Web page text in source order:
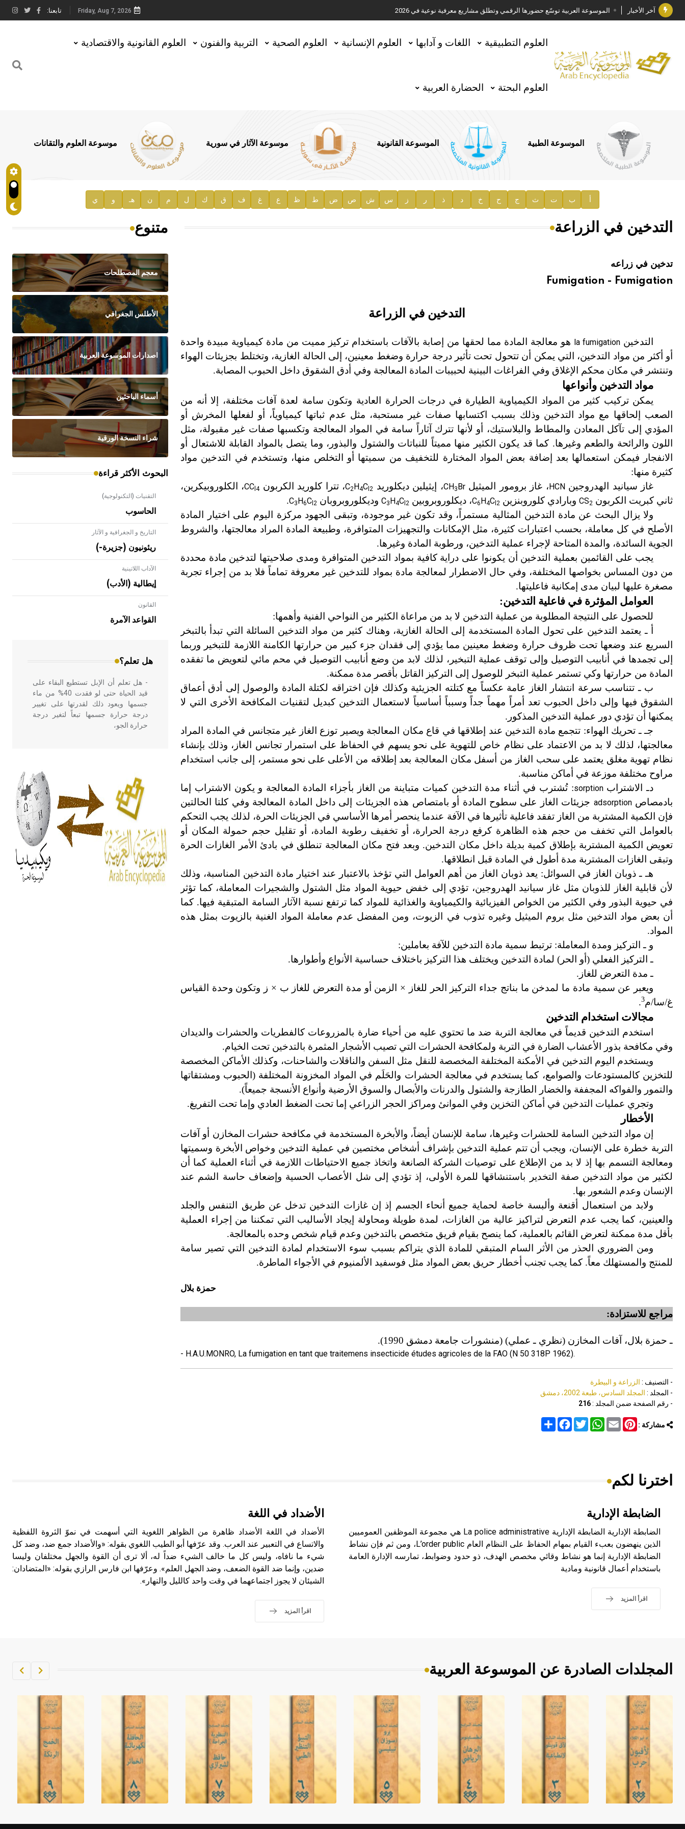
آخر الأخبار الموسوعة العربية توسّع حضورها الرقمي وتطلق مشاريع معرفية نوعية في 2026
جائزة مجمع الملك سلمان العالمي للغة العربية 2025
الأستاذ إياد خالد الطباع مدير عام لهيئة الموسوعة العربية
السيد محمد ياسين صالح وزيرا للثقافة
توصيات مجلس الإدارة
صدور المجلد السابع من موسوعة الآثار في سورية
إعلان..
هيئة الموسوعة العربية تطلق موسوعات جديدة في عام 2026
Friday, Aug 7, 2026 تابعنا:
العلوم التطبيقية اللغات و آدابها العلوم الإنسانية العلوم الصحية التربية والفنون العلوم القانونية والاقتصادية
العلوم البحتة الحضارة العربية
الموسوعة الطبية الموسوعة القانونية موسوعة الآثار في سورية موسوعة العلوم والتقانات
أ ب ت ث ج ح خ د ذ ر ز س ش ص ض ط ظ ع غ ف ق ك ل م ن هـ و ي
التدخين في الزراعة
تدخين في زراعه
Fumigation - Fumigation
التدخين في الزراعة
التدخين la fumigation هو معالجة المادة مما لحقها من إصابة بالآفات باستخدام تركيز مميت من مادة كيمياوية مبيدة واحدة
أو أكثر من مواد التدخين، التي يمكن أن تتحول تحت تأثير درجة حرارة وضغط معينين، إلى الحالة الغازية، وتختلط بجزيئات الهواء
وتنتشر في مكان محكم الإغلاق وفي الفراغات البينية لحبيبات المادة المعالجة وفي أدق الشقوق داخل الحبوب المصابة.
مواد التدخين وأنواعها
يمكن تركيب كثير من المواد الكيمياوية الطيارة في درجات الحرارة العادية وتكون سامة لعدة آفات مختلفة، إلا أنه من
الصعب إلحاقها مع مواد التدخين وذلك بسبب اكتسابها صفات غير مستحبة، مثل عدم ثباتها كيمياوياً، أو لفعلها المخرش أو
المؤدي إلى تآكل المعادن والمطاط والبلاستيك، أو لأنها تترك آثاراً سامة في المواد المعالجة وتكسبها صفات غير مقبولة، مثل
اللون والرائحة والطعم وغيرها. كما قد يكون الكثير منها مميتاً للنباتات والشتول والبذور، وما يتصل بالمواد القابلة للاشتعال أو
الانفجار فيمكن استعمالها بعد إضافة بعض المواد المختارة للتخفيف من سميتها أو التخلص منها، وتستخدم في التدخين مواد
كثيرة منها:
غاز سيانيد الهدروجينHCN، غاز برومور الميثيل CH3Br ، إيثيلين ديكلوريد C2H4Cl2 ، تترا كلوريد الكربون CCl4
، الكلوروبيكرين،
ثاني كبريت الكربون
CS2 وبارادي كلوروبنزين C6H4C l2 ، ديكلوروبروبين C3H4C l2 وديكلوروبروبان C3H6C l2
.
ولا يزال البحث عن مادة التدخين المثالية مستمراً، وقد تكون غير موجودة، وتبقى الجهود مركزة اليوم على اختيار المادة
الأصلح في كل معاملة، بحسب اعتبارات كثيرة، مثل الإمكانات والتجهيزات المتوافرة، وطبيعة المادة المراد معالجتها، والشروط
الجوية السائدة، والمدة المتاحة لإجراء عملية التدخين، ورطوبة المادة وغيرها.
يجب على القائمين بعملية التدخين أن يكونوا على دراية كافية بمواد التدخين المتوافرة ومدى صلاحيتها لتدخين مادة محددة
من دون المساس بخواصها المختلفة، وفي حال الاضطرار لمعالجة مادة بمواد للتدخين غير معروفة تماماً فلا بد من إجراء تجربة
مصغرة عليها لبيان مدى إمكانية فاعليتها.
العوامل المؤثرة في فاعلية التدخين:
للحصول على النتيجة المطلوبة من عملية التدخين لا بد من مراعاة الكثير من النواحي الفنية وأهمها:
أ ـ يعتمد التدخين على تحول المادة المستخدمة إلى الحالة الغازية، وهناك كثير من مواد التدخين السائلة التي تبدأ بالتبخر
السريع عند وضعها تحت ظروف حرارة وضغط معينين مما يؤدي إلى فقدان جزء كبير من حرارتها الكامنة اللازمة للتبخير وربما
إلى تجمدها في أنابيب التوصيل وإلى توقف عملية التبخير، لذلك لابد من وضع أنابيب التوصيل في محم مائي لتعويض ما تفقده
المادة من حرارتها وكي تستمر عملية التبخر للوصول إلى التركيز القاتل بأقصر مدة ممكنة.
ب ـ تتناسب سرعة انتشار الغاز عامة عكساً مع كتلته الجزيئية وكذلك فإن اختراقه لكتلة المادة والوصول إلى أدق أعماق
الشقوق فيها وإلى داخل الحبوب تعد أمراً مهماً جداً وسبباً أساسياً لاستعمال التدخين كبديل لتقنيات المكافحة الأخرى التي لا
يمكنها أن تؤدي دور عملية التدخين المذكور.
جـ ـ تحريك الهواء: تتجمع مادة التدخين عند إطلاقها في قاع مكان المعالجة ويصير توزع الغاز غير متجانس في المادة المراد
معالجتها، لذلك لا بد من الاعتماد على نظام خاص للتهوية على نحو يسهم في الحفاظ على استمرار تجانس الغاز، وذلك بإنشاء
نظام تهوية مغلق يعتمد على سحب الغاز من أسفل مكان المعالجة بعد إطلاقه من الأعلى على نحو مستمر، إلى جانب استخدام
مراوح مختلفة موزعة في أماكن مناسبة.
دـ الاشترابsorption: تُشترب في أثناء مدة التدخين كميات متباينة من الغاز بأجزاء المادة المعالجة و يكون الاشتراب إما
بادمصاصadsorption جزيئات الغاز على سطوح المادة أو بامتصاص هذه الجزيئات إلى داخل المادة المعالجة وفي كلتا الحالتين
فإن الكمية المشتربة من الغاز تفقد فاعلية تأثيرها في الآفة عندما ينحصر أمرها الأساسي في الجزيئات الحرة، لذلك يجب التحكم
بالعوامل التي تخفف من حجم هذه الظاهرة كرفع درجة الحرارة، أو تخفيف رطوبة المادة، أو تقليل حجم حمولة المكان أو
تعويض الكمية المشتربة بإطلاق كمية بديلة داخل مكان التدخين. وبعد فتح مكان المعالجة تنطلق في بادئ الأمر الغازات الحرة
وتبقى الغازات المشتربة مدة أطول في المادة قبل انطلاقها.
هـ ـ ذوبان الغاز في السوائل: يعد ذوبان الغاز من أهم العوامل التي تؤخذ بالاعتبار عند اختيار مادة التدخين المناسبة، وذلك
لأن قابلية الغاز للذوبان مثل غاز سيانيد الهدروجين، تؤدي إلى خفض حيوية المواد مثل الشتول والشجيرات المعاملة، كما تؤثر
في حيوية البذور وفي الكثير من الخواص الفيزيائية والكيمياوية والغذائية للمواد كما ترتفع نسبة الآثار السامة المتبقية فيها. كما
أن بعض مواد التدخين مثل بروم الميثيل وغيره تذوب في الزيوت، ومن المفضل عدم معاملة المواد الغنية بالزيوت بمثل هذه
المواد.
و ـ التركيز ومدة المعاملة: ترتبط سمية مادة التدخين للآفة بعاملين:
ـ التركيز الفعلي (أو الحر )لمادة التدخين ويختلف هذا التركيز باختلاف حساسية الأنواع وأطوارها.
ـ مدة التعرض للغاز.
ويعبر عن سمية مادة ما لمدخن ما بناتج جداء التركيز الحر للغاز × الزمن أو مدة التعرض للغاز ب × ز وتكون وحدة القياس
غ/سا/م3
.
مجالات استخدام التدخين
استخدم التدخين قديماً في معالجة التربة ضد ما تحتوي عليه من أحياء ضارة بالمزروعات كالفطريات والحشرات والديدان
وفي مكافحة بذور الأعشاب الضارة في التربة ولمكافحة الحشرات التي تصيب الأشجار المثمرة بالتدخين تحت الخيام.
ويستخدم اليوم التدخين في الأمكنة المختلفة المخصصة للنقل مثل السفن والناقلات والشاحنات، وكذلك الأماكن المخصصة
للتخزين كالمستودعات والصوامع، كما يستخدم في معالجة الحشرات والحَلَم في المواد المخزونة المختلفة (الحبوب ومشتقاتها
والتمور والفواكه المجففة والخضار الطازجة والشتول والدرنات والأبصال والسوق الأرضية وأنواع الأنسجة جميعاً)
.
وتجري عمليات التدخين في أماكن التخزين وفي الموانئ ومراكز الحجر الزراعي إما تحت الضغط العادي وإما تحت التفريغ.
الأخطار
إن مواد التدخين السامة للحشرات وغيرها، سامة للإنسان أيضاً، والأبخرة المستخدمة في مكافحة حشرات المخازن أو آفات
التربة خطرة على الإنسان، ويجب أن تتم عملية التدخين بإشراف أشخاص مختصين في عملية التدخين وخواص الأبخرة وسميتها
ومعالجة التسمم بها إذ لا بد من الإطلاع على توصيات الشركة الصانعة واتخاذ جميع الاحتياطات اللازمة في أثناء العملية كما أن
لكثير من مواد التدخين صفة التخدير باستنشاقها للمرة الأولى، إذ تؤدي إلى شل الأعصاب الحسية وإضعاف حاسة الشم عند
الإنسان وعدم الشعور بها.
ولابد من استعمال أقنعة وألبسة خاصة لحماية جميع أنحاء الجسم إذ إن غازات التدخين تدخل عن طريق التنفس والجلد
والعينين، كما يجب عدم التعرض لتراكيز عالية من الغازات، لمدة طويلة ومحاولة إيجاد الأساليب التي تمكننا من إجراء العملية
بأقل مدة ممكنة لتعرض القائم بالعملية، كما ينصح بقيام فريق متخصص بالتدخين وعدم قيام شخص وحده بالمعالجة.
ومن الضروري الحذر من الأثر السام المتبقي للمادة الذي يتراكم بسبب سوء الاستخدام لمادة التدخين التي تصير سامة
للمنتج والمستهلك معاً. كما يجب تجنب أخطار حريق بعض المواد مثل فوسفيد الألمنيوم في الأجواء الماطرة.
حمزة بلال
مراجع للاستزادة:
ـ حمزة بلال، آفات المخازن (نظري ـ عملي) (منشورات جامعة دمشق 1990 )
.
- H.A.U.MONRO, La fumigation en tant que traitemens insecticide études agricoles de la FAO (N 50 318P 1962).
- التصنيف : الزراعة و البيطرة
- المجلد : المجلد السادس، طبعة 2002، دمشق
- رقم الصفحة ضمن المجلد :216
مشاركة : Share
FacebookTwitter
WhatsAppEmail
Pinterest
متنوع
معجم المصطلحات
الأطلس الجغرافي
اصدارات الموسوعة العربية
أسماء الباحثين
شراء النسخة الورقية
البحوث الأكثر قراءة
التقنيات (التكنولوجية)
الحاسوب
التاريخ و الجغرافية و الآثار
ريئونيون (جزيرة-)
الآداب اللاتينية
إيطالية (الأدب)
القانون
القواعد الآمرة
هل تعلم؟
- هل تعلم أن الأبلق نوع من الفنون
الهندسية التي ارتبطت بالعمارة الإسلامية
في بلاد الشام ومصر خاصة، حيث يحرص
- هل تعلم أن الإبل تستطيع البقاء على
قيد الحياة حتى لو فقدت 40% من ماء
جسمها ويعود ذلك لقدرتها على تغيير
درجة حرارة جسمها تبعاً لتغير درجة
حرارة الجو،
أربعة مؤلفات هي: الحكم، الأدلة، تنظيم
التغذية، ورسالته في جروح الرأس.
ويعود له الفضل بأنه حرر الطب من
الدين والفلسفة.
- هل تعلم أن المرجان إفراز حيواني
يتكون في البحر ويتركب من مادة
كربونات الكلسيوم، وهو أحمر أو شديد
الحمرة وهو أجود أنواعه، ويمتاز بكبر
الحجم ويسمى الش
اخترنا لكم
الضابطة الإدارية
الضابطة الإدارية الضابطة الإدارية La police administrative هي مجموعة الموظفين العموميين
الذين ينهضون بعبء القيام بمهام الحفاظ على النظام العام L’order public، ومن ثم فإن نشاط
الضابطة الإدارية إنما هو نشاط وقائي مخصص الهدف، ذو حدود وضوابط، تمارسه الإدارة العامة
باستخدام أعمال قانونية ومادية
اقرأ المزيد
الأضداد في اللغة
الأضداد في اللغة الأضداد ظاهرة من الظواهر اللغوية التي أسهمت في نموّ الثروة اللفظية
والاتساع في التعبير عند العرب. وقد عرّفها أبو الطيب اللغوي بقوله: «والأضداد جمع ضد، وضد كل
شيء ما نافاه، وليس كل ما خالف الشيء ضداً له، ألا ترى أن القوة والجهل مختلفان وليسا
ضدين، وإنما ضد القوة الضعف، وضد الجهل العلم». وعرّفها ابن فارس الرازي بقوله: «المتضادان:
الشيئان لا يجوز اجتماعهما في وقت واحد كالليل والنهار».
اقرأ المزيد
المجلدات الصادرة عن الموسوعة العربية